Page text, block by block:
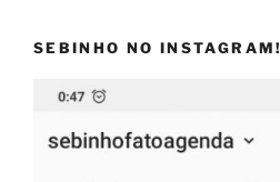
SEBINHO NO INSTAGRAM!